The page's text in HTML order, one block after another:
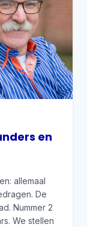
en
allemaal
De
Nummer 2
We stellen